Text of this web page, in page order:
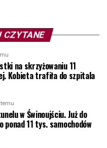
CZYTANE
na skrzyżowaniu 11
Kobieta trafiła do szpitala
w Świnoujściu. Już do
ponad 11 tys. samochodów